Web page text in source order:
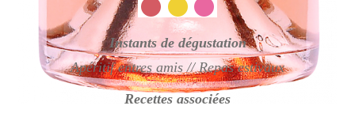
Instants de dégustation
Apéritif entres amis // Repas estivaux
Recettes associées